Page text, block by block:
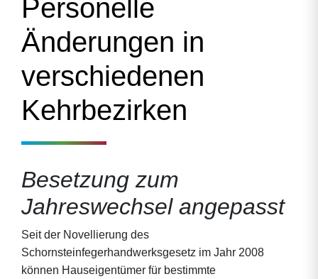
Personelle
Änderungen in
verschiedenen
Kehrbezirken
Besetzung zum
Jahreswechsel angepasst
Seit der Novellierung des
Schornsteinfegerhandwerksgesetz im Jahr 2008
können Hauseigentümer für bestimmte